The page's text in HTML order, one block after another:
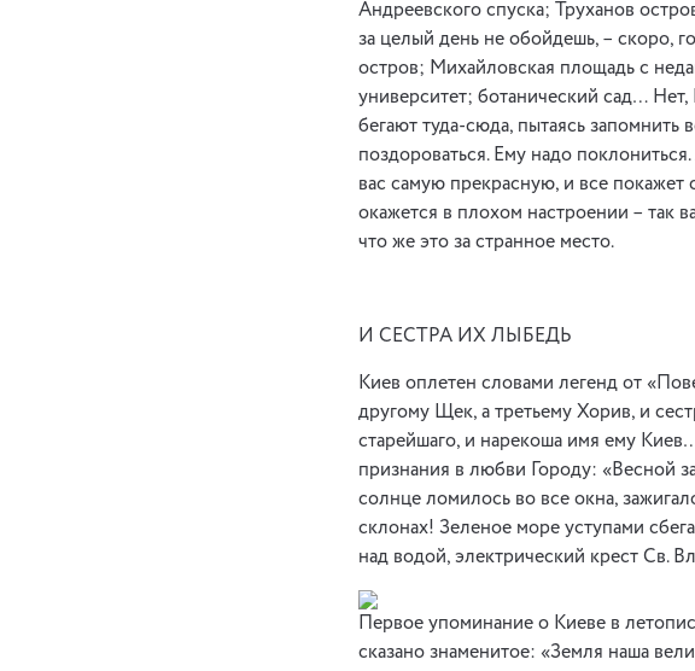
Андреевского спуска; Труханов
за целый день не обойдешь, – скоро,
остров; Михайловская площадь с
университет; ботанический сад…
бегают туда-сюда, пытаясь запомнить
поздороваться. Ему надо
вас самую прекрасную, и все
окажется в плохом настроении – так
что же это за странное место.
И СЕСТРА ИХ ЛЫБЕДЬ
Киев оплетен словами легенд от
другому Щек, а третьему Хорив, и
старейшаго, и нарекоша имя ему
признания в любви Городу: «Весной
солнце ломилось во все окна,
склонах! Зеленое море уступами
над водой, электрический крест Св.
Первое упоминание о Киеве в
сказано знаменитое: «Земля наша